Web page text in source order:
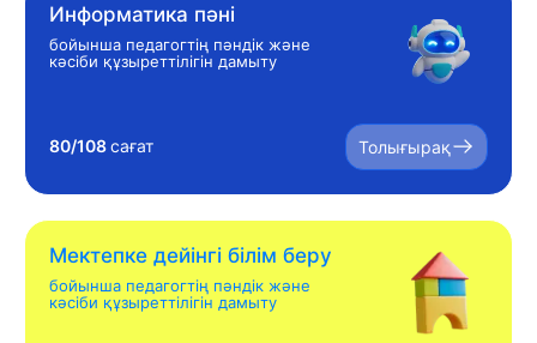
Информатика пәні
бойынша педагогтің пәндік және
кәсіби құзыреттілігін дамыту
80/108сағат Толығырақ
Мектепке дейінгі білім беру
бойынша педагогтің пәндік және
кәсіби құзыреттілігін дамыту